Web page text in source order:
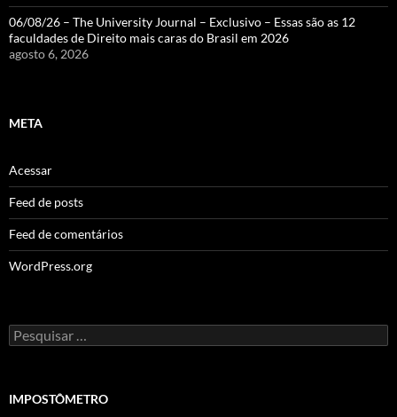
06/08/26 – The University Journal – Exclusivo – Essas são as 12
faculdades de Direito mais caras do Brasil em 2026
agosto 6, 2026
META
Acessar
Feed de posts
Feed de comentários
WordPress.org
Pesquisar
por:
IMPOSTÔMETRO